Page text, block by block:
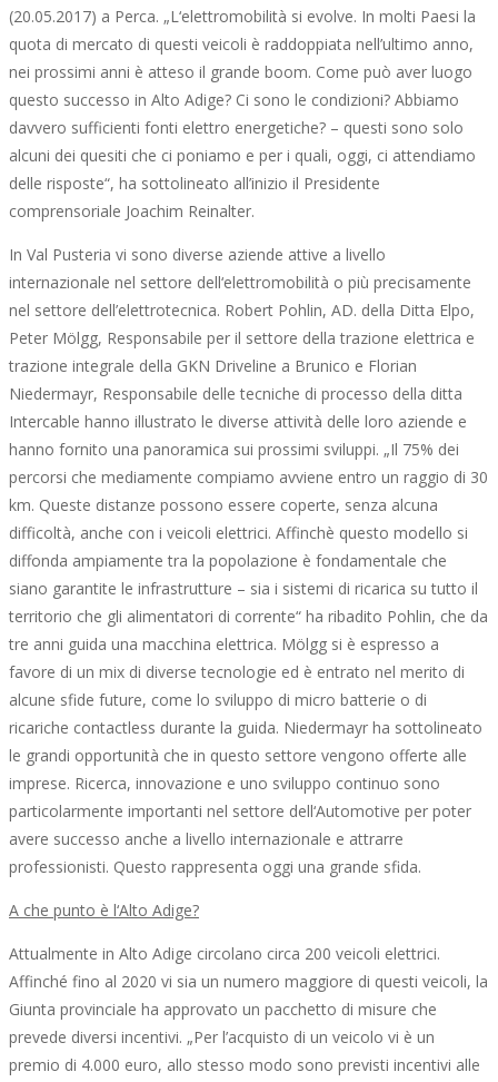
(20.05.2017) a Perca. „L‘elettromobilità si evolve. In molti Paesi la
quota di mercato di questi veicoli è raddoppiata nell’ultimo anno,
nei prossimi anni è atteso il grande boom. Come può aver luogo
questo successo in Alto Adige? Ci sono le condizioni? Abbiamo
davvero sufficienti fonti elettro energetiche? – questi sono solo
alcuni dei quesiti che ci poniamo e per i quali, oggi, ci attendiamo
delle risposte“, ha sottolineato all’inizio il Presidente
comprensoriale Joachim Reinalter.
In Val Pusteria vi sono diverse aziende attive a livello
internazionale nel settore dell‘elettromobilità o più precisamente
nel settore dell’elettrotecnica. Robert Pohlin, AD. della Ditta Elpo,
Peter Mölgg, Responsabile per il settore della trazione elettrica e
trazione integrale della GKN Driveline a Brunico e Florian
Niedermayr, Responsabile delle tecniche di processo della ditta
Intercable hanno illustrato le diverse attività delle loro aziende e
hanno fornito una panoramica sui prossimi sviluppi. „Il 75% dei
percorsi che mediamente compiamo avviene entro un raggio di 30
km. Queste distanze possono essere coperte, senza alcuna
difficoltà, anche con i veicoli elettrici. Affinchè questo modello si
diffonda ampiamente tra la popolazione è fondamentale che
siano garantite le infrastrutture – sia i sistemi di ricarica su tutto il
territorio che gli alimentatori di corrente“ ha ribadito Pohlin, che da
tre anni guida una macchina elettrica. Mölgg si è espresso a
favore di un mix di diverse tecnologie ed è entrato nel merito di
alcune sfide future, come lo sviluppo di micro batterie o di
ricariche contactless durante la guida. Niedermayr ha sottolineato
le grandi opportunità che in questo settore vengono offerte alle
imprese. Ricerca, innovazione e uno sviluppo continuo sono
particolarmente importanti nel settore dell‘Automotive per poter
avere successo anche a livello internazionale e attrarre
professionisti. Questo rappresenta oggi una grande sfida.
A che punto è l‘Alto Adige?
Attualmente in Alto Adige circolano circa 200 veicoli elettrici.
Affinché fino al 2020 vi sia un numero maggiore di questi veicoli, la
Giunta provinciale ha approvato un pacchetto di misure che
prevede diversi incentivi. „Per l’acquisto di un veicolo vi è un
premio di 4.000 euro, allo stesso modo sono previsti incentivi alle